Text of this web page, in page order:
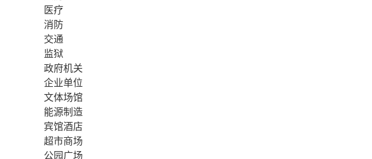
医疗
消防
交通
监狱
政府机关
企业单位
文体场馆
能源制造
宾馆酒店
超市商场
公园广场